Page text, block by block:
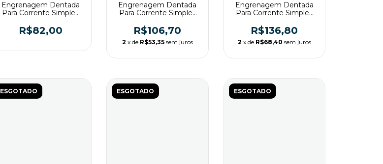
Engrenagem Dentada
Para Corrente Simples
R$82,00
Engrenagem Dentada
Para Corrente Simples
R$106,70
2 x de R$53,35 sem juros
Engrenagem Dentada
Para Corrente Simples
R$136,80
2 x de R$68,40 sem juros
ESGOTADO ESGOTADO ESGOTADO